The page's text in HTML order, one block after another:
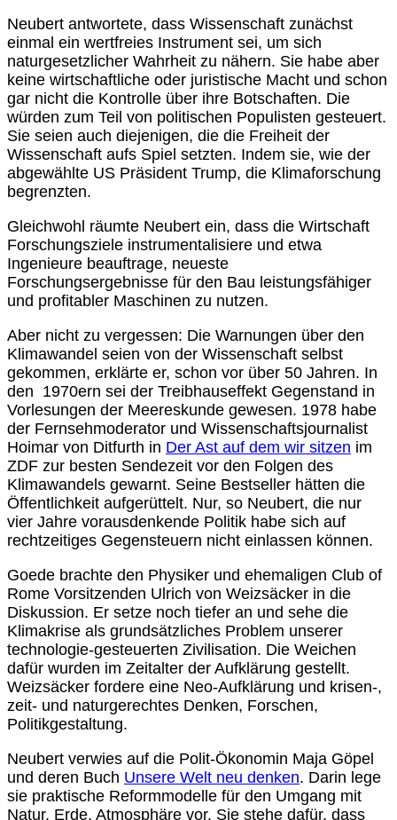
Neubert antwortete, dass Wissenschaft zunächst
einmal ein wertfreies Instrument sei, um sich
naturgesetzlicher Wahrheit zu nähern. Sie habe aber
keine wirtschaftliche oder juristische Macht und schon
gar nicht die Kontrolle über ihre Botschaften. Die
würden zum Teil von politischen Populisten gesteuert.
Sie seien auch diejenigen, die die Freiheit der
Wissenschaft aufs Spiel setzten. Indem sie, wie der
abgewählte US Präsident Trump, die Klimaforschung
begrenzten.
Gleichwohl räumte Neubert ein, dass die Wirtschaft
Forschungsziele instrumentalisiere und etwa
Ingenieure beauftrage, neueste
Forschungsergebnisse für den Bau leistungsfähiger
und profitabler Maschinen zu nutzen.
Aber nicht zu vergessen: Die Warnungen über den
Klimawandel seien von der Wissenschaft selbst
gekommen, erklärte er, schon vor über 50 Jahren. In
den 1970ern sei der Treibhauseffekt Gegenstand in
Vorlesungen der Meereskunde gewesen. 1978 habe
der Fernsehmoderator und Wissenschaftsjournalist
Hoimar von Ditfurth in Der Ast auf dem wir sitzen im
ZDF zur besten Sendezeit vor den Folgen des
Klimawandels gewarnt. Seine Bestseller hätten die
Öffentlichkeit aufgerüttelt. Nur, so Neubert, die nur
vier Jahre vorausdenkende Politik habe sich auf
rechtzeitiges Gegensteuern nicht einlassen können.
Goede brachte den Physiker und ehemaligen Club of
Rome Vorsitzenden Ulrich von Weizsäcker in die
Diskussion. Er setze noch tiefer an und sehe die
Klimakrise als grundsätzliches Problem unserer
technologie-gesteuerten Zivilisation. Die Weichen
dafür wurden im Zeitalter der Aufklärung gestellt.
Weizsäcker fordere eine Neo-Aufklärung und krisen-,
zeit- und naturgerechtes Denken, Forschen,
Politikgestaltung.
Neubert verwies auf die Polit-Ökonomin Maja Göpel
und deren Buch Unsere Welt neu denken. Darin lege
sie praktische Reformmodelle für den Umgang mit
Natur, Erde, Atmosphäre vor. Sie stehe dafür, dass